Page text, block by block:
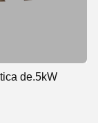
de.5kW